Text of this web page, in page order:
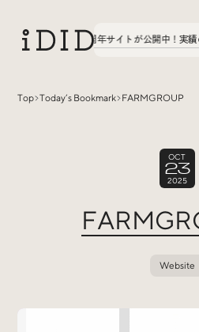
八文字学園70周年サイトが公開中！実績の話
Top Today’s Bookmark FARMGROUP
OCT
23
2025
Website